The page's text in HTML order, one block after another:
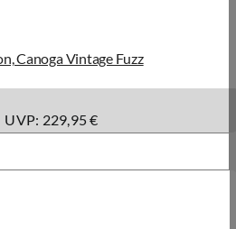
Canoga Vintage Fuzz
UVP: 229,95 €